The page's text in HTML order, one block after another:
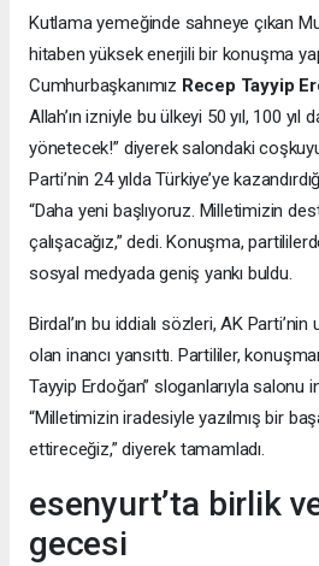
Kutlama yemeğinde sahneye çıkan
hitaben yüksek enerjili bir konuşma
Cumhurbaşkanımız Recep Tayyip
Allah’ın izniyle bu ülkeyi 50 yıl, 100 yıl
yönetecek!” diyerek salondaki
Parti’nin 24 yılda Türkiye’ye
“Daha yeni başlıyoruz. Milletimizin
çalışacağız,” dedi. Konuşma,
sosyal medyada geniş yankı buldu.
Birdal’ın bu iddialı sözleri, AK
olan inancı yansıttı. Partililer,
Tayyip Erdoğan” sloganlarıyla salonu
“Milletimizin iradesiyle yazılmış bir
ettireceğiz,” diyerek tamamladı.
esenyurt’ta birlik
gecesi